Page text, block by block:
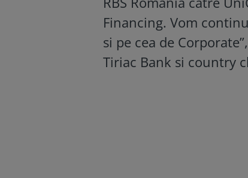
Financing. Vom
si pe cea de
Tiriac Bank si country